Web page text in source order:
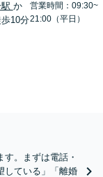
か
歩10分
営業時間：09:30~
21:00（平日）
す。まずは電話・
している」「離婚